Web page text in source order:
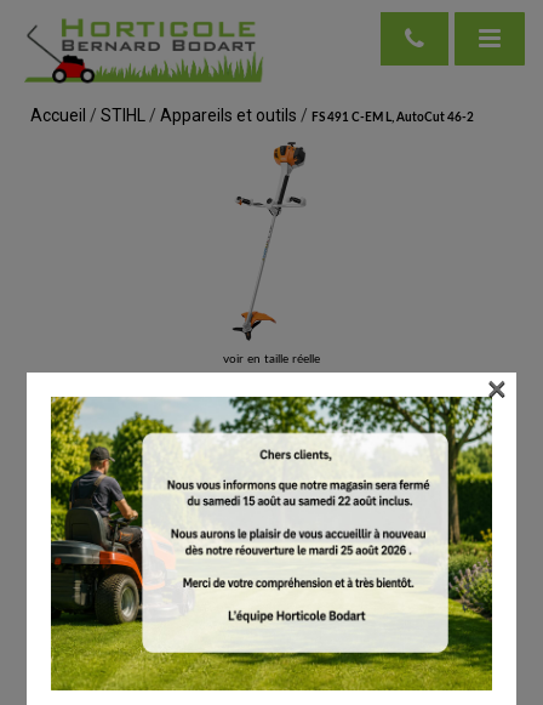
Accueil / STIHL/ Appareils et outils / FS 491 C-EM L, AutoCut 46-2
voir en taille réelle
FS 491 C-EM L, AutoCut 46-2
# 41482000201
Coupe-bordures / Coupe-herbes / Débroussailleuses
1,569.00
Tous les prix comprennent la TVA de 21%.
Réserver
Débroussailleuse thermique FS 491 C-EM L avec un axe long pour encore plus de
confort
Puissante débroussailleuse thermique pour des travaux de tonte exigeants sur
×